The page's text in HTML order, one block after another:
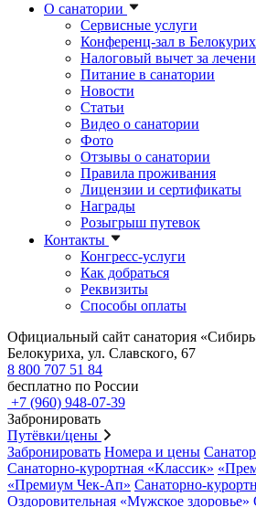
О санатории
Сервисные услуги
Конференц-зал в
Налоговый вычет за
Питание в санатории
Новости
Статьи
Видео о санатории
Фото
Отзывы о санатории
Правила проживания
Лицензии и сертификаты
Награды
Розыгрыш путевок
Контакты
Конгресс-услуги
Как добраться
Реквизиты
Способы оплаты
Официальный сайт санатория
Белокуриха, ул. Славского, 67
8 800 707 51 84
бесплатно по России
+7 (960) 948-07-39
Забронировать
Путёвки/цены
Забронировать Номера и цены
Санаторно-курортная «Классик»
«Премиум Чек-Ап» Санаторно-
Оздоровительная «Мужское здоровье»